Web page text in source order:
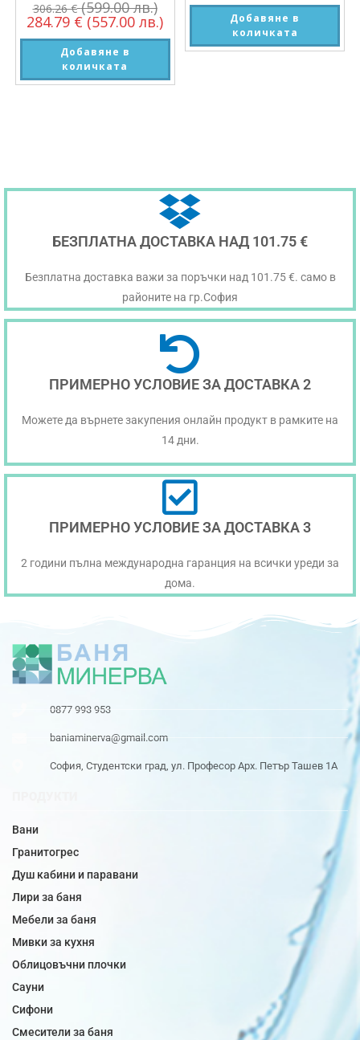
306.26€ (599.00 лв.)
284.79 € (557.00 лв.)
Добавяне в
количката
Добавяне в
количката
БЕЗПЛАТНА ДОСТАВКА НАД 101.75 €
Безплатна доставка важи за поръчки над 101.75 €. само в
районите на гр.София
ПРИМЕРНО УСЛОВИЕ ЗА ДОСТАВКА 2
Можете да върнете закупения онлайн продукт в рамките на
14 дни.
ПРИМЕРНО УСЛОВИЕ ЗА ДОСТАВКА 3
2 години пълна международна гаранция на всички уреди за
дома.
0877 993 953
baniaminerva@gmail.com
София, Студентски град, ул. Професор Арх. Петър Ташев 1А
Вани
Гранитогрес
Душ кабини и паравани
Лири за баня
Мебели за баня
Мивки за кухня
Облицовъчни плочки
Сауни
Сифони
Смесители за баня